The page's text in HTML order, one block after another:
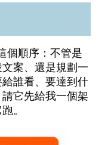
個順序：不管是
案、還是規劃一
誰看、要達到什
它先給我一個架
。